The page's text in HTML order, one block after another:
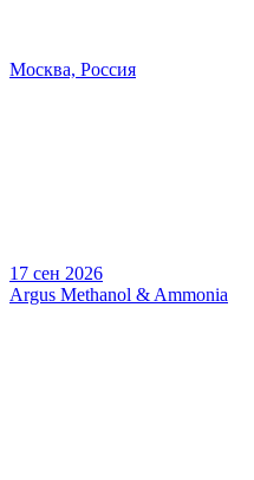
Москва, Россия
17 сен 2026
Argus Methanol & Ammonia